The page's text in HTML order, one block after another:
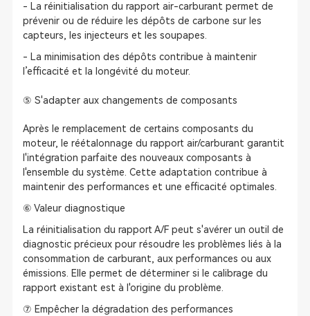
- La réinitialisation du rapport air-carburant permet de
prévenir ou de réduire les dépôts de carbone sur les
capteurs, les injecteurs et les soupapes.
- La minimisation des dépôts contribue à maintenir
l’efficacité et la longévité du moteur.
⑤ S'adapter aux changements de composants
Après le remplacement de certains composants du
moteur, le réétalonnage du rapport air/carburant garantit
l'intégration parfaite des nouveaux composants à
l'ensemble du système. Cette adaptation contribue à
maintenir des performances et une efficacité optimales.
⑥ Valeur diagnostique
La réinitialisation du rapport A/F peut s'avérer un outil de
diagnostic précieux pour résoudre les problèmes liés à la
consommation de carburant, aux performances ou aux
émissions. Elle permet de déterminer si le calibrage du
rapport existant est à l'origine du problème.
⑦ Empêcher la dégradation des performances